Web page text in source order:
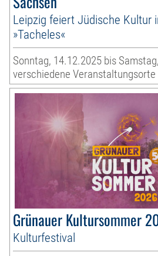
Leipzig feiert Jüdische Kultur
»Tacheles«
Sonntag, 14.12.2025 bis
verschiedene Veranstaltungsorte
Grünauer Kultursommer
Kulturfestival